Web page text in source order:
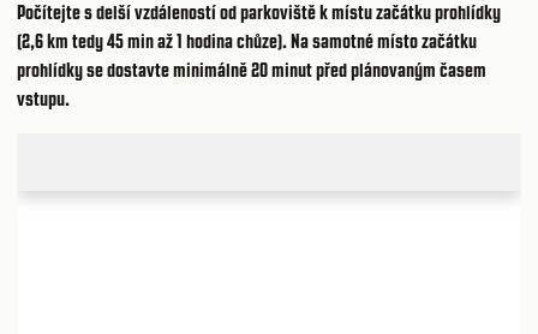
Počítejte s delší vzdáleností od parkoviště k místu začátku prohlídky
(2,6 km tedy 45 min až 1 hodina chůze). Na samotné místo začátku
prohlídky se dostavte minimálně 20 minut před plánovaným časem
vstupu.